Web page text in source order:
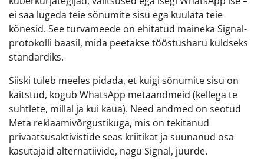
ei saa lugeda teie sõnumite sisu ega kuulata teie
kõnesid. See turvameede on ehitatud maineka Signal-
protokolli baasil, mida peetakse tööstusharu kuldseks
standardiks.
Siiski tuleb meeles pidada, et kuigi sõnumite sisu on
kaitstud, kogub WhatsApp metaandmeid (kellega te
suhtlete, millal ja kui kaua). Need andmed on seotud
Meta reklaamivõrgustikuga, mis on tekitanud
privaatsusaktivistide seas kriitikat ja suunanud osa
kasutajaid alternatiivide, nagu Signal, juurde.